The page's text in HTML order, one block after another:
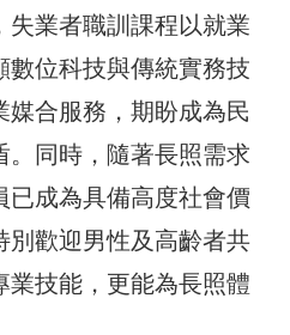
失業者職訓課程以就業
數位科技與傳統實務技
合服務，期盼成為民
。同時，隨著長照需求
已成為具備高度社會價
別歡迎男性及高齡者共
業技能，更能為長照體